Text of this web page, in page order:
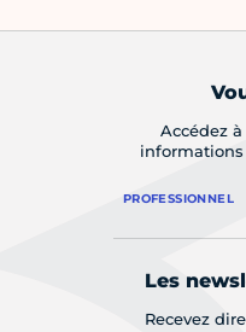
Accédez
PROFESSIONNEL
Les
Recevez